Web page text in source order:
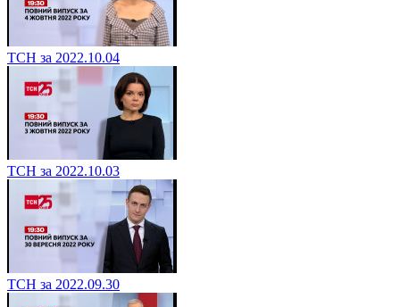
ТСН за 2022.10.04
ТСН за 2022.10.03
ТСН за 2022.09.30